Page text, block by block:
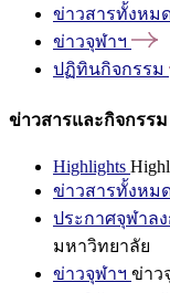
ข่าวสารทั้งหม
ข่าวจุฬาฯ
ปฏิทินกิจกรรม
ข่าวสารและกิจกรรม
Highlights
ข่าวสารทั้งหม
ประกาศจุฬาล
มหาวิทยาลัย
ข่าวจุฬาฯ ข่าว